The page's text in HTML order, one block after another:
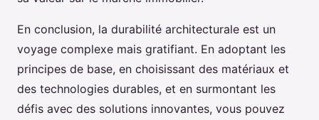
En conclusion, la durabilité architecturale est un
voyage complexe mais gratifiant. En adoptant les
principes de base, en choisissant des matériaux et
des technologies durables, et en surmontant les
défis avec des solutions innovantes, vous pouvez